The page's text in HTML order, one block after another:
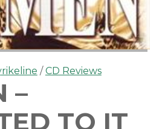
CD Reviews
–
TO IT